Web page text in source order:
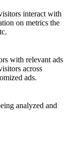
interact with
on metrics the
with relevant ads
across
ads.
analyzed and